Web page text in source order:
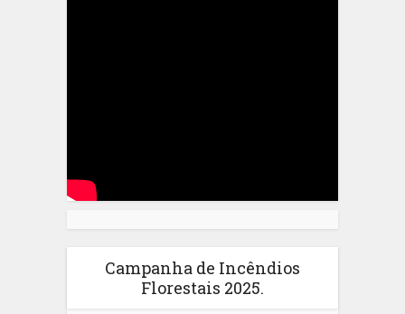
Campanha de Incêndios
Florestais 2025.